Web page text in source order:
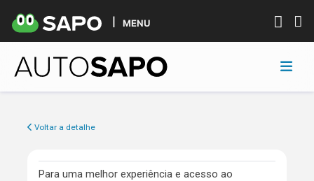
MENU
Voltar a detalhe
Para uma melhor experiência e acesso ao